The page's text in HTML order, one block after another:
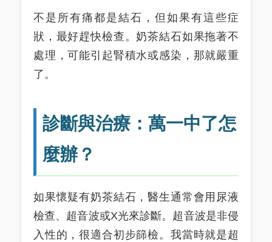
不是所有痛都是結石，但如果有這些症
狀，最好趕快檢查。奶茶結石如果拖著不
處理，可能引起腎積水或感染，那就嚴重
了。
診斷與治療：萬一中了怎
麼辦？
如果懷疑有奶茶結石，醫生通常會用尿液
檢查、超音波或X光來診斷。超音波是非侵
入性的，很適合初步篩檢。我當時就是超